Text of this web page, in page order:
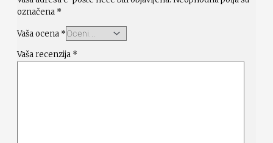
označena *
Vaša ocena *
Vaša recenzija *